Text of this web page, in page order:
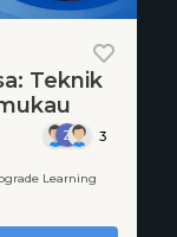
Teknik
3
Learning